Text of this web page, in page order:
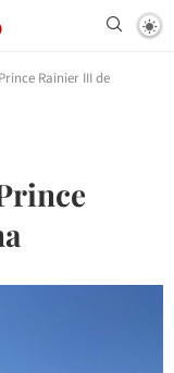
Rainier III de